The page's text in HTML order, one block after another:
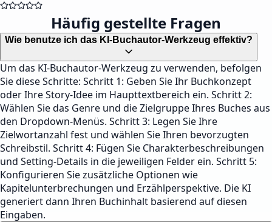
Häufig gestellte Fragen
Wie benutze ich das KI-Buchautor-Werkzeug effektiv?
Um das KI-Buchautor-Werkzeug zu verwenden, befolgen
Sie diese Schritte: Schritt 1: Geben Sie Ihr Buchkonzept
oder Ihre Story-Idee im Haupttextbereich ein. Schritt 2:
Wählen Sie das Genre und die Zielgruppe Ihres Buches aus
den Dropdown-Menüs. Schritt 3: Legen Sie Ihre
Zielwortanzahl fest und wählen Sie Ihren bevorzugten
Schreibstil. Schritt 4: Fügen Sie Charakterbeschreibungen
und Setting-Details in die jeweiligen Felder ein. Schritt 5:
Konfigurieren Sie zusätzliche Optionen wie
Kapitelunterbrechungen und Erzählperspektive. Die KI
generiert dann Ihren Buchinhalt basierend auf diesen
Eingaben.